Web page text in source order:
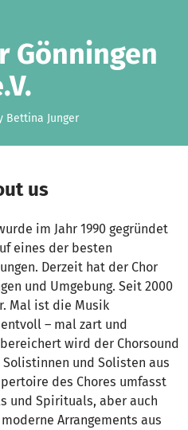
Gönningen
Bettina Junger
us
im Jahr 1990 gegründet
eines der besten
Derzeit hat der Chor
und Umgebung. Seit 2000
Mal ist die Musik
– mal zart und
wird der Chorsound
und Solisten aus
des Chores umfasst
und Spirituals, aber auch
Arrangements aus